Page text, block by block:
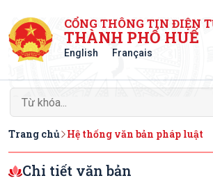
CỔNG THÔNG TIN ĐIỆN
THÀNH PHỐ HUẾ
English Français
Trang chủ Hệ thống văn bản pháp luật
Chi tiết văn bản